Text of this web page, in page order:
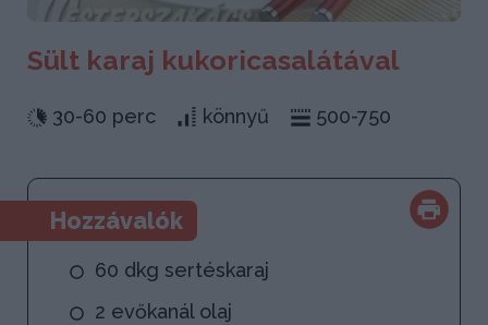
Sült karaj kukoricasalátával
30-60 perc könnyű 500-750
Hozzávalók
60 dkg sertéskaraj
2 evőkanál olaj